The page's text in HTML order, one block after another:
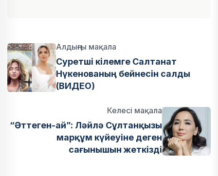
Алдыңғы мақала
Суретші кілемге Салтанат
Нүкенованың бейнесін салды
(ВИДЕО)
Келесі мақала
“Әттеген-ай”: Ләйлә Сұлтанқызы
марқұм күйеуіне деген
сағынышын жеткізді